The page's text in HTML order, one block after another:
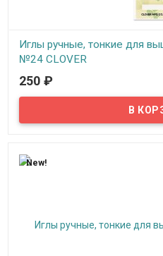
Иглы ручные, тонкие для
№24 CLOVER
В наличии
Ушко иглы имеет позолоченное
эллиптическую форму,
покрытие для гладкости шитья.
250 ₽
New!